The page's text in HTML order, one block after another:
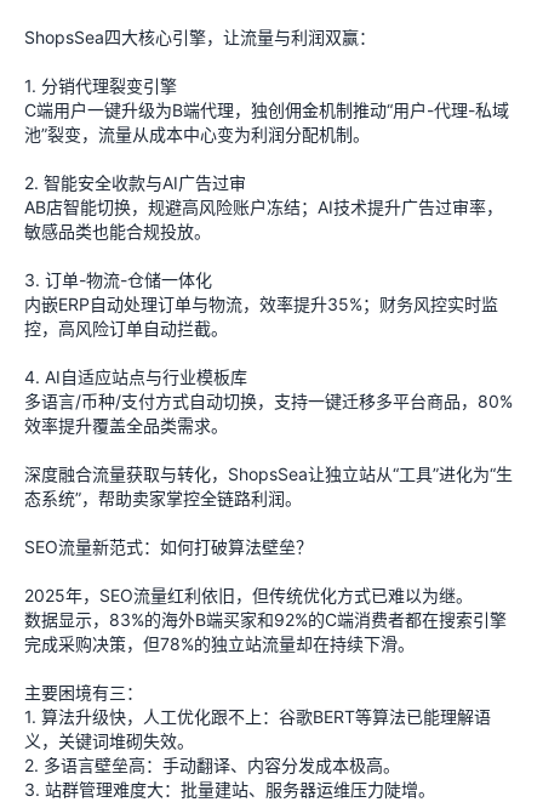
ShopsSea四大核心引擎，让流量与利润双赢：
1. 分销代理裂变引擎
C端用户一键升级为B端代理，独创佣金机制推动“用户-代理-私域
池”裂变，流量从成本中心变为利润分配机制。
2. 智能安全收款与AI广告过审
AB店智能切换，规避高风险账户冻结；AI技术提升广告过审率，
敏感品类也能合规投放。
3. 订单-物流-仓储一体化
内嵌ERP自动处理订单与物流，效率提升35%；财务风控实时监
控，高风险订单自动拦截。
4. AI自适应站点与行业模板库
多语言/币种/支付方式自动切换，支持一键迁移多平台商品，80%
效率提升覆盖全品类需求。
深度融合流量获取与转化，ShopsSea让独立站从“工具”进化为“生
态系统”，帮助卖家掌控全链路利润。
SEO流量新范式：如何打破算法壁垒？
2025年，SEO流量红利依旧，但传统优化方式已难以为继。
数据显示，83%的海外B端买家和92%的C端消费者都在搜索引擎
完成采购决策，但78%的独立站流量却在持续下滑。
主要困境有三：
1. 算法升级快，人工优化跟不上：谷歌BERT等算法已能理解语
义，关键词堆砌失效。
2. 多语言壁垒高：手动翻译、内容分发成本极高。
3. 站群管理难度大：批量建站、服务器运维压力陡增。